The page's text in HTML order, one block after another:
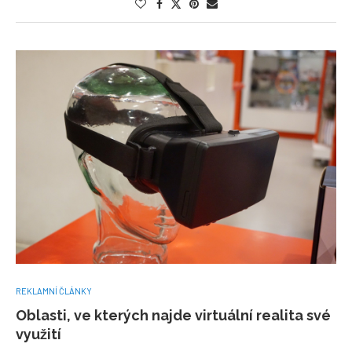
REKLAMNÍ ČLÁNKY
Oblasti, ve kterých najde virtuální realita své
využití